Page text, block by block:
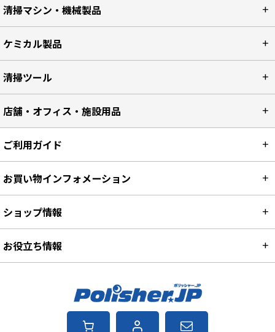
清掃マシン・機械製品
ケミカル製品
清掃ツール
店舗・オフィス・施設用品
ご利用ガイド
お買い物インフォメーション
ショップ情報
お役立ち情報